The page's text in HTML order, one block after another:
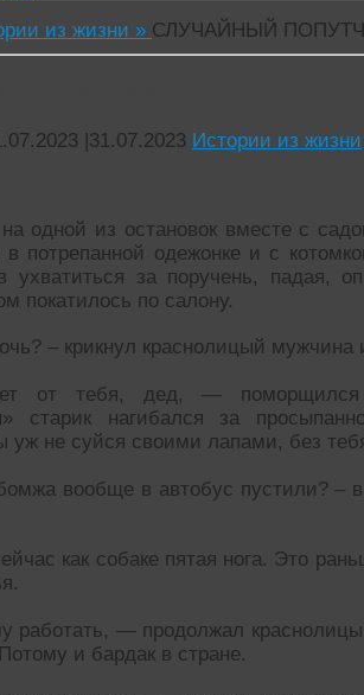
из жизни » СЛУЧАЙНЫЙ
|31.07.2023 Истории из жизни
одной из остановок вместе с
потрепанной одежонке и с
ухватиться за поручень, падая,
покатилось по салону.
– крикнул краснолицый мужчина
от тебя, дед, — поморщился
старик нагибался за
уж не суйся своими лапами, без
вообще в автобус пустили?
как собаке пятая нога. Это
работать, — продолжал
и бардак в стране.